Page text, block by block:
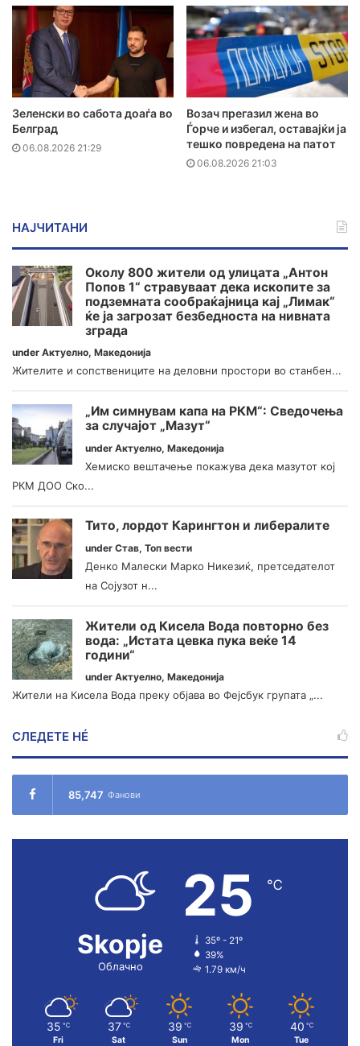
Зеленски во сабота доаѓа во
Белград
06.08.2026 21:29
Возач прегазил жена во
Ѓорче и избегал, оставајќи ја
тешко повредена на патот
06.08.2026 21:03
НАЈЧИТАНИ
Околу 800 жители од улицата „Антон
Попов 1“ стравуваат дека ископите за
подземната сообраќајница кај „Лимак“
ќе ја загрозат безбедноста на нивната
зграда
under Актуелно, Македонија
Жителите и сопствениците на деловни простори во станбен...
„Им симнувам капа на РКМ“: Сведочења
за случајот „Мазут“
under Актуелно, Македонија
Хемиско вештачење покажува дека мазутот кој
РКМ ДОО Ско...
Тито, лордот Карингтон и либералите
under Став, Топ вести
Денко Малески Марко Никезиќ, претседателот
на Сојузот н...
Жители од Кисела Вода повторно без
вода: „Истата цевка пука веќе 14
години“
under Актуелно, Македонија
Жители на Кисела Вода преку објава во Фејсбук групата „...
СЛЕДЕТЕ НÉ
85,747 Фанови
Skopje
Облачно
25 ℃
35º - 21º
39%
1.79 км/ч
35 ℃
Fri
37 ℃
Sat
39 ℃
Sun
39 ℃
Mon
40 ℃
Tue